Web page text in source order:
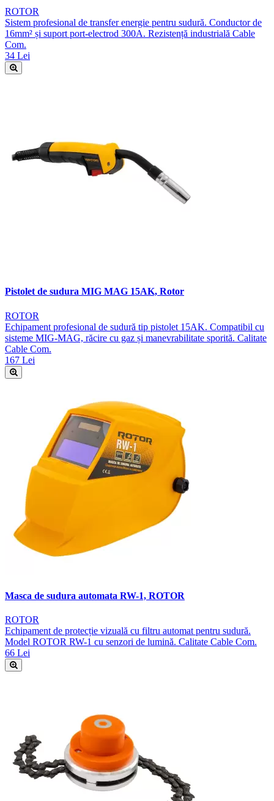
ROTOR
Sistem profesional de transfer energie pentru sudură. Conductor de
16mm² și suport port-electrod 300A. Rezistență industrială Cable
Com.
34 Lei
Pistolet de sudura MIG MAG 15AK, Rotor
ROTOR
Echipament profesional de sudură tip pistolet 15AK. Compatibil cu
sisteme MIG-MAG, răcire cu gaz și manevrabilitate sporită. Calitate
Cable Com.
167 Lei
Masca de sudura automata RW-1, ROTOR
ROTOR
Echipament de protecție vizuală cu filtru automat pentru sudură.
Model ROTOR RW-1 cu senzori de lumină. Calitate Cable Com.
66 Lei